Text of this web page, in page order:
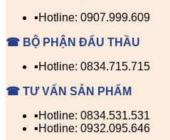
▪️Hotline: 0907.999.609
☎ BỘ PHẬN ĐẤU THẦU
▪️Hotline: 0834.715.715
☎ TƯ VẤN SẢN PHẨM
▪️Hotline: 0834.531.531
▪️Hotline: 0932.095.646